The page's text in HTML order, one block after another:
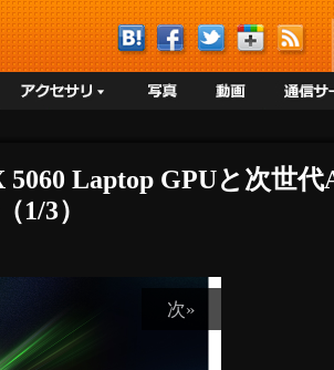
Laptop GPUと次世
1/3）
次»